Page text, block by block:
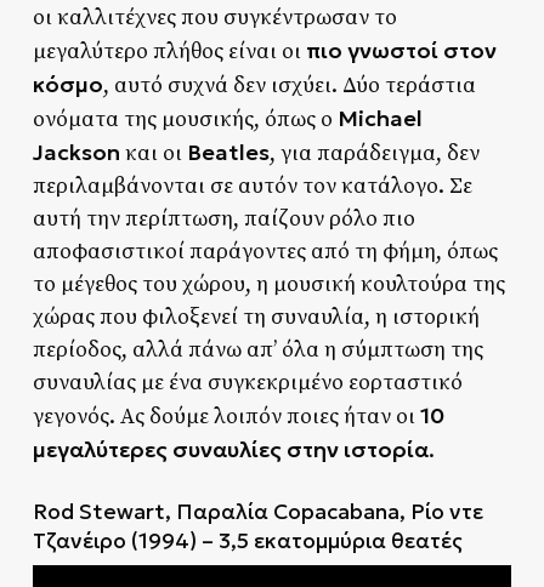
οι καλλιτέχνες που συγκέντρωσαν το
μεγαλύτερο πλήθος είναι οι πιο γνωστοί στον
κόσμο, αυτό συχνά δεν ισχύει. Δύο τεράστια
ονόματα της μουσικής, όπως ο Michael
Jackson και οι Beatles, για παράδειγμα, δεν
περιλαμβάνονται σε αυτόν τον κατάλογο. Σε
αυτή την περίπτωση, παίζουν ρόλο πιο
αποφασιστικοί παράγοντες από τη φήμη, όπως
το μέγεθος του χώρου, η μουσική κουλτούρα της
χώρας που φιλοξενεί τη συναυλία, η ιστορική
περίοδος, αλλά πάνω απ’ όλα η σύμπτωση της
συναυλίας με ένα συγκεκριμένο εορταστικό
γεγονός. Ας δούμε λοιπόν ποιες ήταν οι10
μεγαλύτερες συναυλίες στην ιστορία.
Rod Stewart, Παραλία Copacabana, Ρίο ντε
Τζανέιρο (1994) – 3,5 εκατομμύρια θεατές